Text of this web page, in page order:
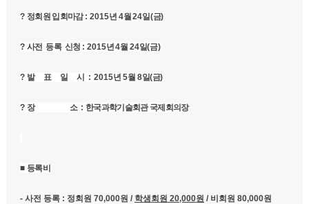
? 정회원 입회마감: 2015년 4월24일(금)
? 사전 등록 신청 : 2015년4월24일(금)
? 발 표 일 시 : 2015년5월 8일(금)
? 장 소 : 한국과학기술회관 국제회의장
■ 등록비
- 사전 등록 : 정회원 70,000원 / 학생회원 20,000원 / 비회원 80,000원